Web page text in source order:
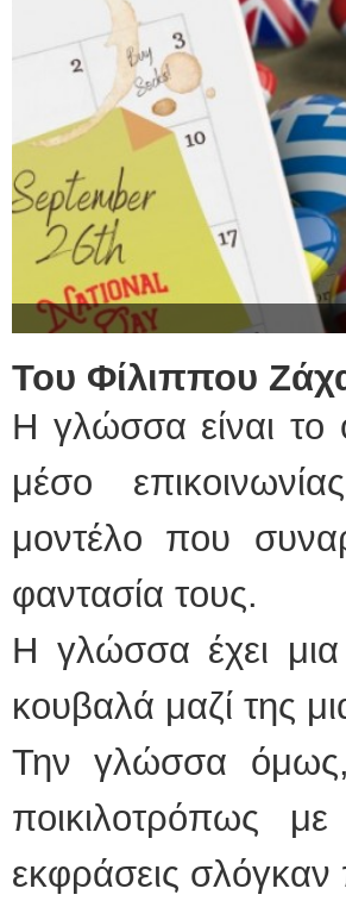
Του Φίλιππου
Η γλώσσα είναι
μέσο
μοντέλο που
φαντασία τους.
Η γλώσσα έχει
κουβαλά μαζί της
Την γλώσσα
ποικιλοτρόπως
εκφράσεις